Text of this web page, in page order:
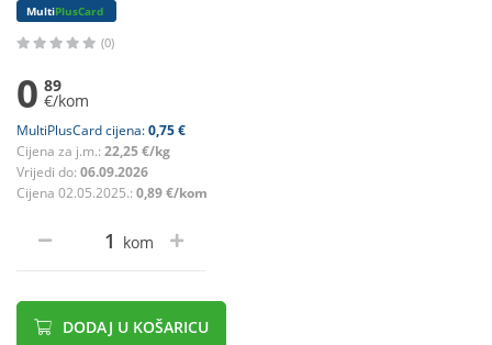
MultiPlusCard
(0)
0 89
€/kom
MultiPlusCard cijena:0,75 €
Cijena za j.m.: 22,25 €/kg
Vrijedi do: 06.09.2026
Cijena 02.05.2025.: 0,89 €/kom
kom
DODAJ U KOŠARICU